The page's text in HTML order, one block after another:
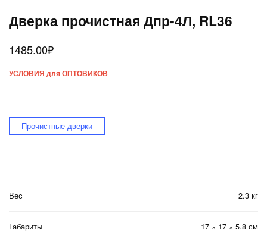
Дверка прочистная Дпр-4Л, RL36
1485.00₽
УСЛОВИЯ для ОПТОВИКОВ
Прочистные дверки
Вес 2.3 кг
Габариты 17 × 17 × 5.8 см